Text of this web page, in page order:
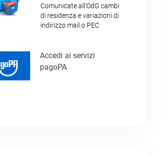
Comunicate all’OdG cambi
di residenza e variazioni di
indirizzo mail o PEC
Accedi ai servizi
pagoPA